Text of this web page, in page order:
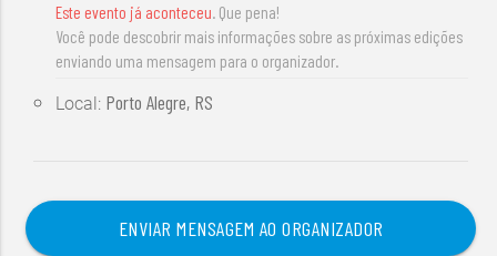
Este evento já aconteceu. Que pena!
Você pode descobrir mais informações sobre as próximas edições
enviando uma mensagem para o organizador.
Local: Porto Alegre, RS
ENVIAR MENSAGEM AO ORGANIZADOR